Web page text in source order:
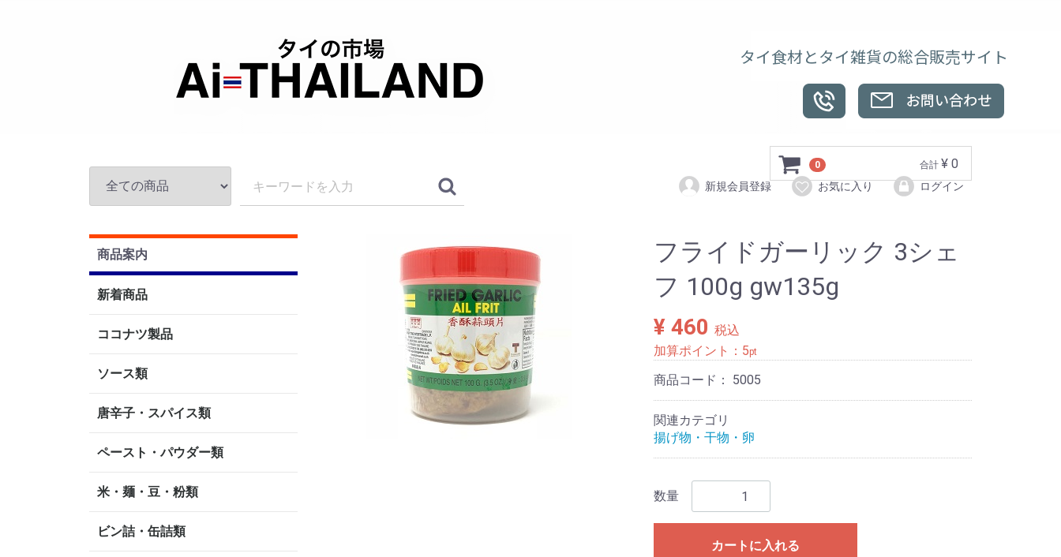
タイ食材とタイ雑貨の総合販売サイト
0 合計 ¥ 0
新規会員登録 お気に入り ログイン
商品案内
新着商品
ココナツ製品
ソース類
唐辛子・スパイス類
ペースト・パウダー類
米・麺・豆・粉類
ビン詰・缶詰類
フライドガーリック 3シェ
フ 100g gw135g
¥ 460 税込
加算ポイント： 5pt
商品コード： 5005
関連カテゴリ
揚げ物・干物・卵
数量
カートに入れる